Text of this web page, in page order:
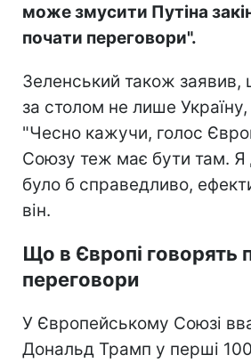
може змусити Путіна
почати переговори".
Зеленський також заявив,
за столом не лише
"Чесно кажучи, голос
Союзу теж має бути там.
було б справедливо,
він.
Що в Європі говорять
переговори
У Європейському Союзі
Дональд Трамп у перші 100